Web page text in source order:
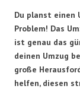
Du planst einen
Problem! Das
ist genau das
deinen Umzug
große
helfen, diesen